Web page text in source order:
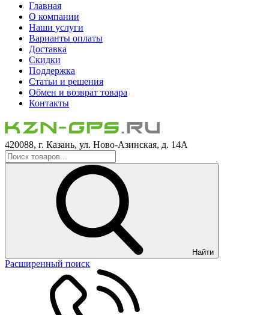
Главная
О компании
Наши услуги
Варианты оплаты
Доставка
Скидки
Поддержка
Статьи и решения
Обмен и возврат товара
Контакты
420088, г. Казань, ул. Ново-Азинская, д. 14А
Найти
Расширенный поиск